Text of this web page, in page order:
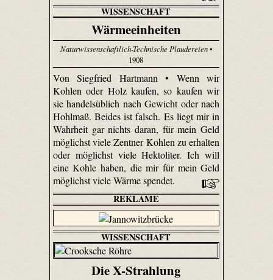
WISSENSCHAFT
Wärmeeinheiten
Naturwissenschaftlich-Technische Plaudereien•
1908
Von Siegfried Hartmann • Wenn wir
Kohlen oder Holz kaufen, so kaufen wir
sie handelsüblich nach Gewicht oder nach
Hohlmaß. Beides ist falsch. Es liegt mir in
Wahrheit gar nichts daran, für mein Geld
möglichst viele Zentner Kohlen zu erhalten
oder möglichst viele Hektoliter. Ich will
eine Kohle haben, die mir für mein Geld
möglichst viele Wärme spendet.
REKLAME
WISSENSCHAFT
Die X-Strahlung